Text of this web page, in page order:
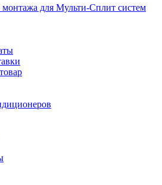
монтажа для Мульти-Сплит систем